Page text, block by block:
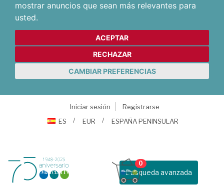
mostrar anuncios que sean más relevantes para
usted.
ACEPTAR
RECHAZAR
CAMBIAR PREFERENCIAS
Iniciar sesión
Registrarse
ES
EUR ESPAÑA PENINSULAR
Busqueda avanzada
0